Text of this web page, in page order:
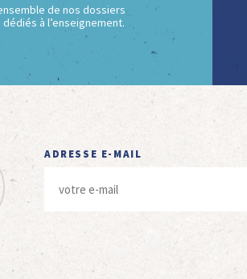
de nos dossiers
à l’enseignement.
ADRESSE E-MAIL